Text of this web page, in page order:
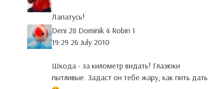
Лапатусь!
Deni 28 Dominik 4 Robin 1
19:29 26 July 2010
Шкода - за километр видать! Глазюки
пытливые. Задаст он тебе жару, как пить дать